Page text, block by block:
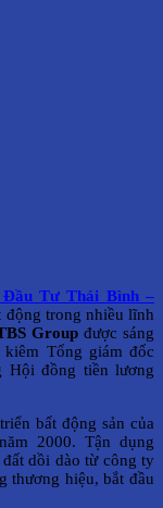
Đầu Tư Thái Bình –
động trong nhiều lĩnh
Groupđược sáng
Tổng giám đốc
Hội đồng tiền lương
bất động sản của
2000. Tận dụng
dồi dào từ công ty
thương hiệu, bắt đầu